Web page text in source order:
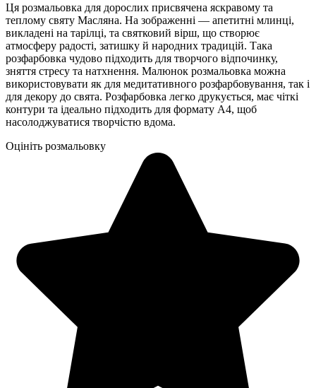
Ця розмальовка для дорослих присвячена яскравому та
теплому святу Масляна. На зображенні — апетитні млинці,
викладені на тарілці, та святковий вірш, що створює
атмосферу радості, затишку й народних традицій. Така
розфарбовка чудово підходить для творчого відпочинку,
зняття стресу та натхнення. Малюнок розмальовка можна
використовувати як для медитативного розфарбовування, так і
для декору до свята. Розфарбовка легко друкується, має чіткі
контури та ідеально підходить для формату А4, щоб
насолоджуватися творчістю вдома.
Оцініть розмальовку